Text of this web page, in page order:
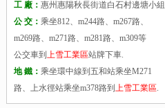
工 廠： 惠州惠陽秋長街道白石村邊塘小組
公 交： 乘坐812、m244路、m267路、
m269路、m271路、m281路、m309等
公交車到 上雪工業區站牌下車.
地 鐵： 乘坐環中線到五和站乘坐M271
路、上水徑站乘坐m378路到 上雪工業區.